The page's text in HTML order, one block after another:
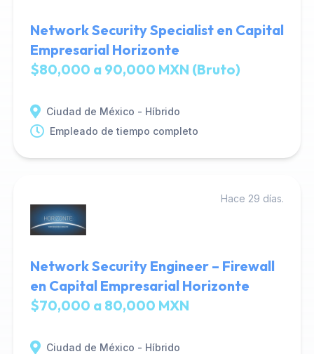
Network Security Specialist en Capital
Empresarial Horizonte
$80,000 a 90,000 MXN (Bruto)
Ciudad de México - Híbrido
Empleado de tiempo completo
Hace 29 días.
Network Security Engineer – Firewall
en Capital Empresarial Horizonte
$70,000 a 80,000 MXN
Ciudad de México - Híbrido